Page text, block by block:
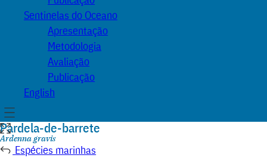
Sentinelas do Oceano
Apresentação
Metodologia
Avaliação
Publicação
English
Menu
Pardela-de-barrete
Nome
científico:
Ardenna gravis
Espécies marinhas
Expandir
ilustração